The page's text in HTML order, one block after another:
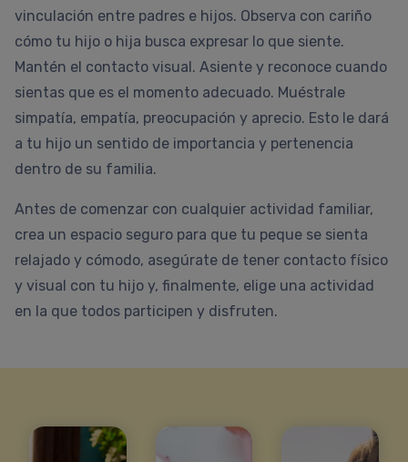
vinculación entre padres e hijos. Observa con cariño
cómo tu hijo o hija busca expresar lo que siente.
Mantén el contacto visual. Asiente y reconoce cuando
sientas que es el momento adecuado. Muéstrale
simpatía, empatía, preocupación y aprecio. Esto le dará
a tu hijo un sentido de importancia y pertenencia
dentro de su familia.
Antes de comenzar con cualquier actividad familiar,
crea un espacio seguro para que tu peque se sienta
relajado y cómodo, asegúrate de tener contacto físico
y visual con tu hijo y, finalmente, elige una actividad
en la que todos participen y disfruten.